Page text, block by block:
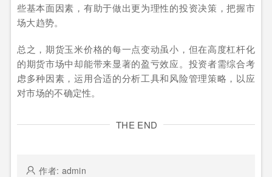
些基本面因素，有助于做出更为理性的投资决策，把握市
场大趋势。
总之，期货玉米价格的每一点变动虽小，但在高度杠杆化
的期货市场中却能带来显著的盈亏效应。投资者需综合考
虑多种因素，运用合适的分析工具和风险管理策略，以应
对市场的不确定性。
THE END
作者: admin